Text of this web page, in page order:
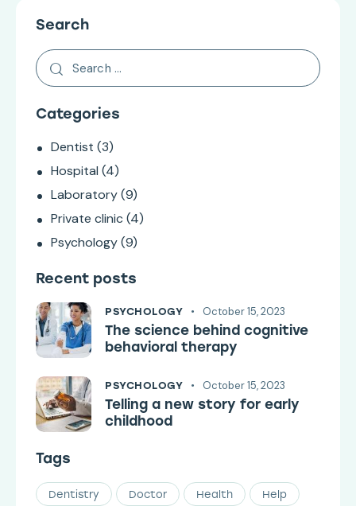
Search
Categories
Dentist (3)
Hospital (4)
Laboratory(9)
Private clinic(4)
Psychology(9)
Recent posts
PSYCHOLOGY October 15, 2023
The science behind cognitive
behavioral therapy
PSYCHOLOGY October 15, 2023
Telling a new story for early
childhood
Tags
Dentistry Doctor Health Help